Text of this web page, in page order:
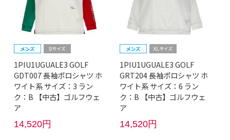
1PIU1UGUALE3 GOLF
GDT007 長袖ポロシャツ ホ
ワイト系 サイズ：3 ラン
ク：B 【中古】ゴルフウェ
ア
14,520円
1PIU1UGUALE3 GOLF
GRT204 長袖ポロシャツ ホ
ワイト系 サイズ：6 ラン
ク：B 【中古】ゴルフウェ
ア
14,520円